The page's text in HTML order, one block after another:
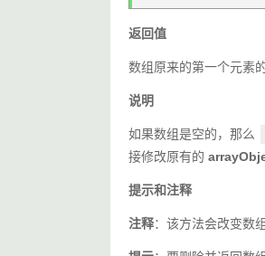
返回值
数组原来的第一个元素的
说明
如果数组是空的，那么
接修改原有的
提示和注释
注释：该方法会改变数